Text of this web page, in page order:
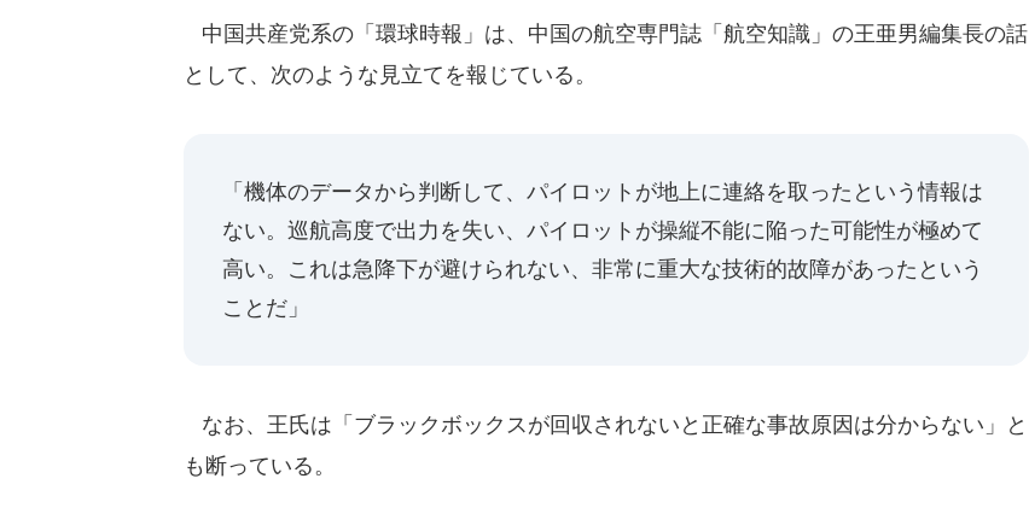
中国共産党系の「環球時報」は、中国の航空専門誌「航空知識」の王亜男編集長の話
として、次のような見立てを報じている。
「機体のデータから判断して、パイロットが地上に連絡を取ったという情報は
ない。巡航高度で出力を失い、パイロットが操縦不能に陥った可能性が極めて
高い。これは急降下が避けられない、非常に重大な技術的故障があったという
ことだ」
なお、王氏は「ブラックボックスが回収されないと正確な事故原因は分からない」と
も断っている。